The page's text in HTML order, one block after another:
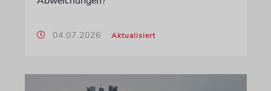
04.07.2026 Aktualisiert